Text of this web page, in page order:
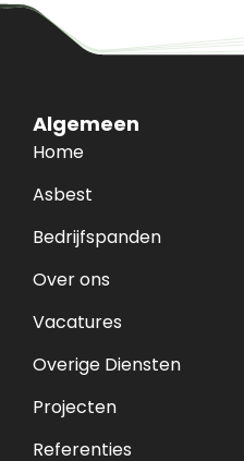
Algemeen
Home
Asbest
Bedrijfspanden
Over ons
Vacatures
Overige Diensten
Projecten
Referenties